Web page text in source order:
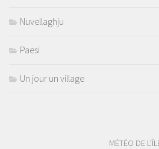
Nuvellaghju
Paesi
Un jour un village
MÉTÉO DE